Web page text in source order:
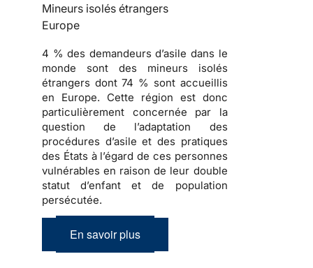
Mineurs isolés étrangers
Europe
4 % des demandeurs d’asile dans le
monde sont des mineurs isolés
étrangers dont 74 % sont accueillis
en Europe. Cette région est donc
particulièrement concernée par la
question de l’adaptation des
procédures d’asile et des pratiques
des États à l’égard de ces personnes
vulnérables en raison de leur double
statut d’enfant et de population
persécutée.
En savoir plus